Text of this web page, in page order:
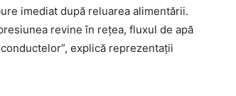
imediat după reluarea alimentării.
revine în rețea, fluxul de apă
explică reprezentații